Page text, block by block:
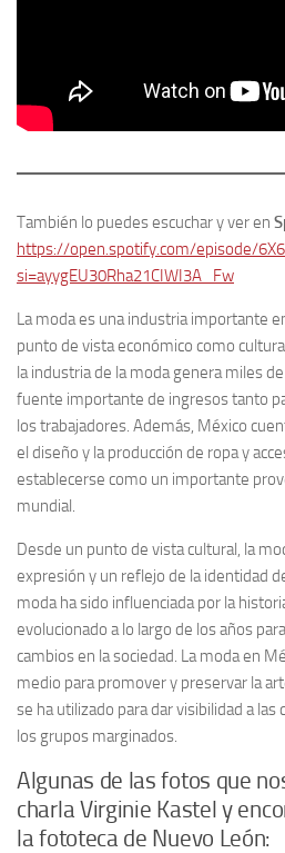
También lo puedes escuchar y ver en
https://open.spotify.com/episode/
si=ayygEU30Rha21CIWI3A_Fw
La moda es una industria importante
punto de vista económico como
la industria de la moda genera miles
fuente importante de ingresos tanto
los trabajadores. Además, México
el diseño y la producción de ropa y
establecerse como un importante
mundial.
Desde un punto de vista cultural, la
expresión y un reflejo de la identidad
moda ha sido influenciada por la
evolucionado a lo largo de los años
cambios en la sociedad. La moda en
medio para promover y preservar la
se ha utilizado para dar visibilidad a
los grupos marginados.
Algunas de las fotos que
charla Virginie Kastel y
la fototeca de Nuevo León: